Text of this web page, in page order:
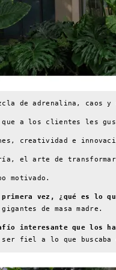
de adrenalina, caos
que a los clientes les
creatividad e
el arte de transformar
motivado.
vez, ¿qué es lo
de masa madre.
interesante que los
fiel a lo que buscaba